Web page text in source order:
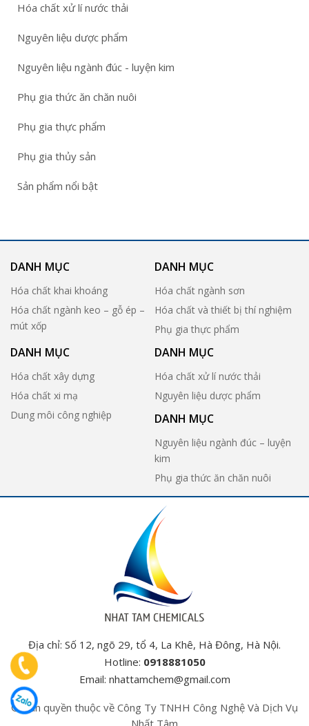
Hóa chất xử lí nước thải
Nguyên liệu dược phẩm
Nguyên liệu ngành đúc - luyện kim
Phụ gia thức ăn chăn nuôi
Phụ gia thực phẩm
Phụ gia thủy sản
Sản phẩm nổi bật
DANH MỤC
Hóa chất khai khoáng
Hóa chất ngành keo – gỗ ép –
mút xốp
DANH MỤC
Hóa chất ngành sơn
Hóa chất và thiết bị thí nghiệm
Phụ gia thực phẩm
DANH MỤC
Hóa chất xây dựng
Hóa chất xi mạ
Dung môi công nghiệp
DANH MỤC
Hóa chất xử lí nước thải
Nguyên liệu dược phẩm
DANH MỤC
Nguyên liệu ngành đúc – luyện
kim
Phụ gia thức ăn chăn nuôi
Địa chỉ: Số 12, ngõ 29, tổ 4, La Khê, Hà Đông, Hà Nội.
Hotline: 0918881050
Email: nhattamchem@gmail.com
© Bản quyền thuộc về Công Ty TNHH Công Nghệ Và Dịch Vụ